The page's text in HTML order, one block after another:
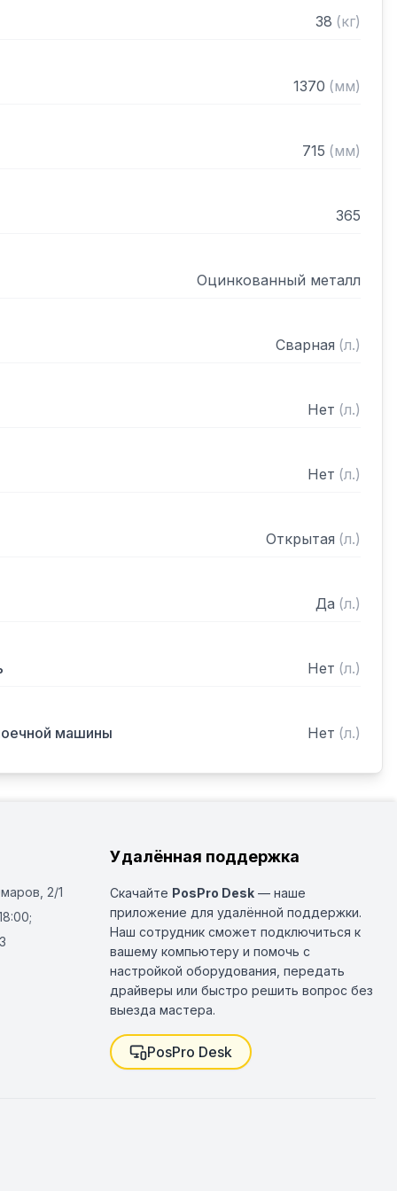
38 (кг)
1370 (мм)
715 (мм)
365
Оцинкованный металл
Сварная (л.)
Нет (л.)
Нет (л.)
Открытая (л.)
Да (л.)
Нет (л.)
машины Нет (л.)
2/1
Удалённая поддержка
Скачайте PosPro Desk — наше
приложение для удалённой поддержки.
Наш сотрудник сможет подключиться к
вашему компьютеру и помочь с
настройкой оборудования, передать
драйверы или быстро решить вопрос без
выезда мастера.
PosPro Desk